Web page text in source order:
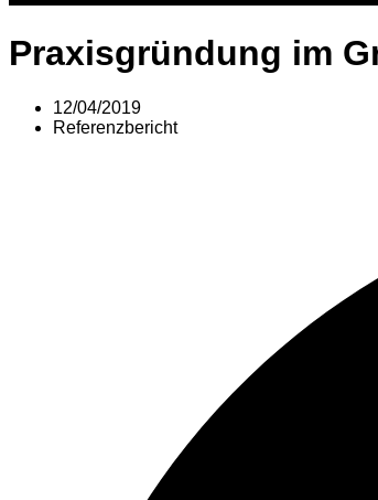
Praxisgründung im
12/04/2019
Referenzbericht